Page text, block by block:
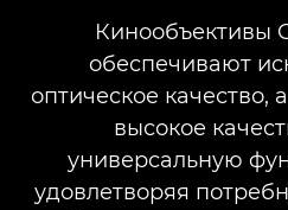
ЗУМ-ОБЪЕКТИВЫ FLEX ZOOM
КИНООБЪЕКТИВ С
КОМПАКТНЫЕ
Кинообъективы
обеспечивают
оптическое качество,
высокое
универсальную
удовлетворяя